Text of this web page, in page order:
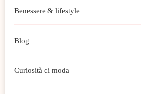
Benessere & lifestyle
Blog
Curiosità di moda